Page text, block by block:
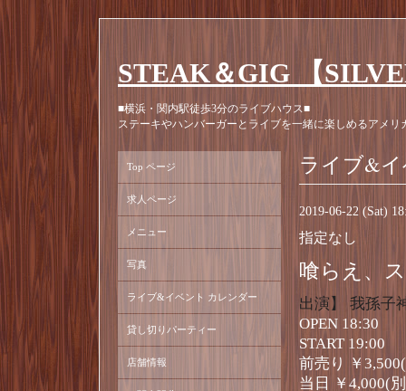
STEAK＆GIG 【
■横浜・関内駅徒歩3分のライブハウス■
ステーキやハンバーガーとライブを一緒に楽しめるアメリ
ライブ&
2019-06-22 (Sat)
指定なし
喰らえ、
出演】 我孫子
OPEN 18:30
START 19:00
前売り ￥
当日 ￥4,000(
Top ページ
求人ページ
メニュー
写真
ライブ&イベント カレンダー
貸し切りパーティー
店舗情報